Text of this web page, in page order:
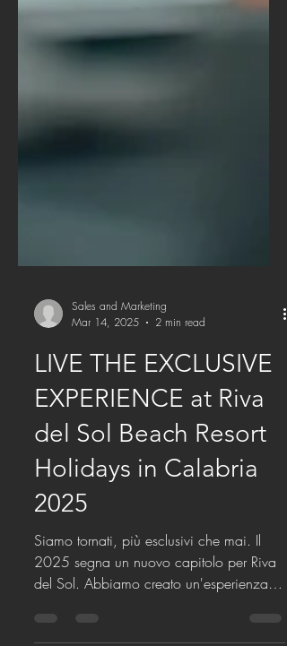
Sales and Marketing
LIVE THE EXCLUSIVE
EXPERIENCE at Riva
del Sol Beach Resort